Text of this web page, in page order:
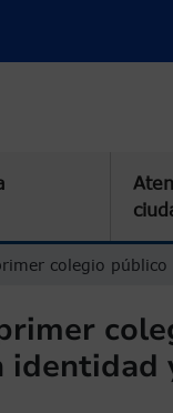
colegio
identidad